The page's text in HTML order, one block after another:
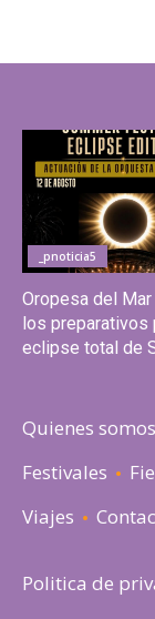
_pnoticia5
Oropesa del
los preparativos
eclipse total de
Quienes somos
Festivales
Viajes
Politica de